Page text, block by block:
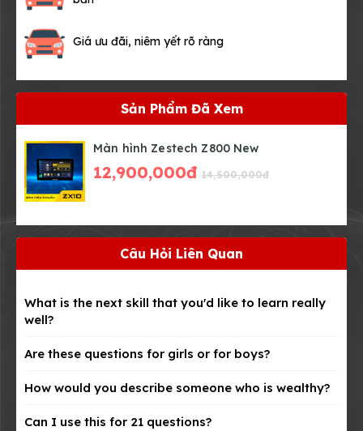
Giá ưu đãi, niêm yết rõ ràng
Sản Phẩm Đã Xem
Màn hình Zestech Z800 New
12,900,000đ 14,500,000đ
Câu Hỏi Liên Quan
What is the next skill that you'd like to learn really
well?
Are these questions for girls or for boys?
How would you describe someone who is wealthy?
Can I use this for 21 questions?